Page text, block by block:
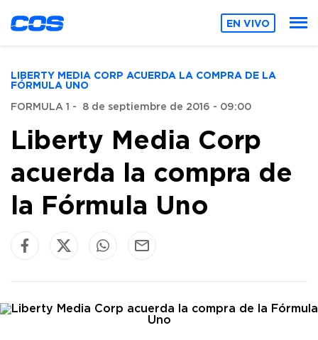
EN VIVO
LIBERTY MEDIA CORP ACUERDA LA COMPRA DE LA
FÓRMULA UNO
FORMULA 1 - 8 de septiembre de 2016 - 09:00
Liberty Media Corp
acuerda la compra de
la Fórmula Uno